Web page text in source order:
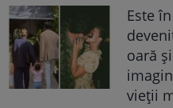
Este
oară
vieții